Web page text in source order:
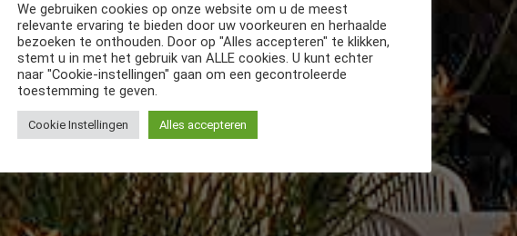
We gebruiken cookies op onze website om u de meest
relevante ervaring te bieden door uw voorkeuren en herhaalde
bezoeken te onthouden. Door op "Alles accepteren" te klikken,
stemt u in met het gebruik van ALLE cookies. U kunt echter
naar "Cookie-instellingen" gaan om een gecontroleerde
toestemming te geven.
Cookie Instellingen Alles accepteren